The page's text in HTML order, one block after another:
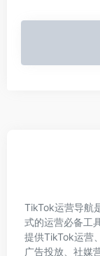
TikTok运营导航
式的运营必备工
提供TikTok运营
广告投放、社媒